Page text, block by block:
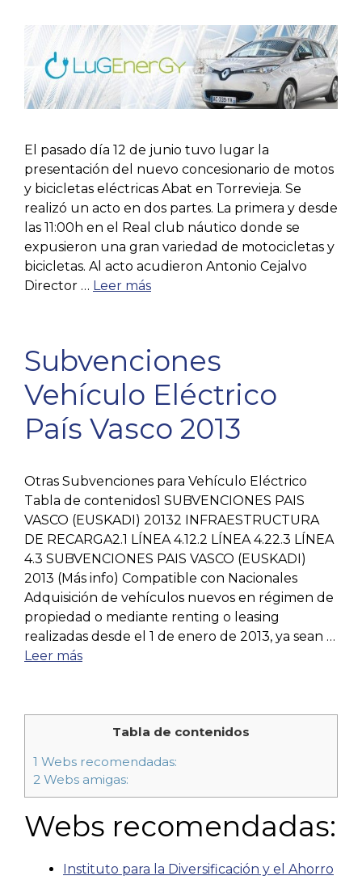
El pasado día 12 de junio tuvo lugar la
presentación del nuevo concesionario de motos
y bicicletas eléctricas Abat en Torrevieja. Se
realizó un acto en dos partes. La primera y desde
las 11:00h en el Real club náutico donde se
expusieron una gran variedad de motocicletas y
bicicletas. Al acto acudieron Antonio Cejalvo
Director … Leer más
Subvenciones
Vehículo Eléctrico
País Vasco 2013
Otras Subvenciones para Vehículo Eléctrico
Tabla de contenidos1 SUBVENCIONES PAIS
VASCO (EUSKADI) 20132 INFRAESTRUCTURA
DE RECARGA2.1 LÍNEA 4.12.2 LÍNEA 4.22.3 LÍNEA
4.3 SUBVENCIONES PAIS VASCO (EUSKADI)
2013 (Más info) Compatible con Nacionales
Adquisición de vehículos nuevos en régimen de
propiedad o mediante renting o leasing
realizadas desde el 1 de enero de 2013, ya sean …
Leer más
Tabla de contenidos
1 Webs recomendadas:
2 Webs amigas:
Webs recomendadas:
Instituto para la Diversificación y el Ahorro